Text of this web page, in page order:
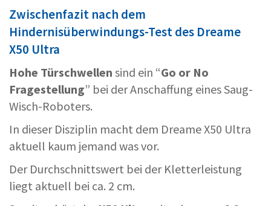
Zwischenfazit nach dem
Hindernisüberwindungs-Test des Dreame
X50 Ultra
Hohe Türschwellen sind ein “Go or No
Fragestellung” bei der Anschaffung eines Saug-
Wisch-Roboters.
In dieser Disziplin macht dem Dreame X50 Ultra
aktuell kaum jemand was vor.
Der Durchschnittswert bei der Kletterleistung
liegt aktuell bei ca. 2 cm.